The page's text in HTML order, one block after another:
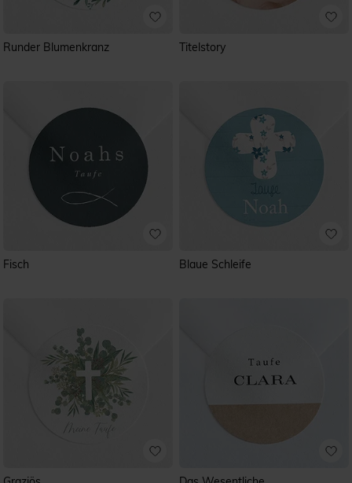
Runder Blumenkranz Titelstory
Fisch Blaue Schleife